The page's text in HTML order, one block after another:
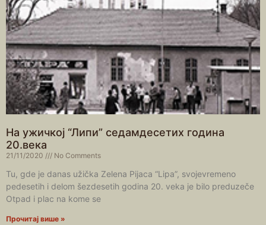
На ужичкој “Липи” седамдесетих година
20.века
21/11/2020 No Comments
Tu, gde je danas užička Zelena Pijaca “Lipa”, svojevremeno
pedesetih i delom šezdesetih godina 20. veka je bilo preduzeče
Otpad i plac na kome se
Прочитај више »